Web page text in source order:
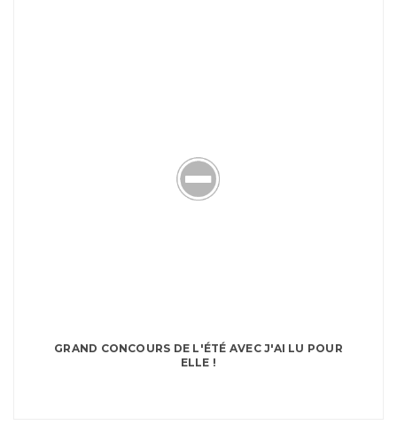
GRAND CONCOURS DE L'ÉTÉ AVEC J'AI LU POUR
ELLE !